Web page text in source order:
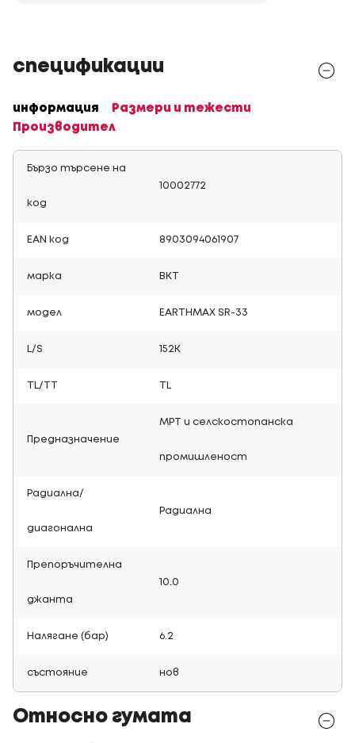
спецификации
информация
Размери и тежести
Производител
Бързо търсене на
код
10002772
EAN код 8903094061907
марка BKT
модел EARTHMAX SR-33
L/S 152K
TL/TT
Предназначение
МРТ и селскостопанска
промишленост
Радиална/
диагонална
Радиална
Препоръчителна
джанта
10.0
Налягане (бар) 6.2
състояние нов
Относно гумата